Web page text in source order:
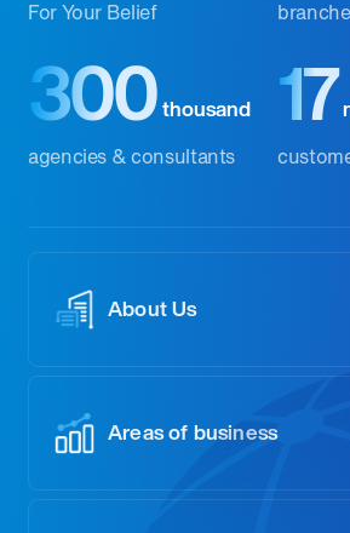
For Your Belief
300 thousand
agencies & consultants
17
About Us
Areas of business